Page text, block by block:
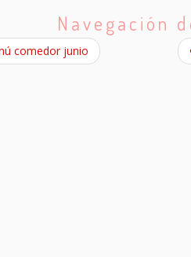
Navegación
comedor junio